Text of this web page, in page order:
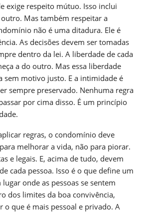
exige respeito mútuo. Isso inclui
Mas também respeitar a
não é uma ditadura. Ele é
As decisões devem ser tomadas
dentro da lei. A liberdade de cada
a do outro. Mas essa liberdade
sem motivo justo. E a intimidade é
sempre preservado. Nenhuma regra
por cima disso. É um princípio
regras, o condomínio deve
melhorar a vida, não para piorar.
e legais. E, acima de tudo, devem
cada pessoa. Isso é o que define um
onde as pessoas se sentem
dos limites da boa convivência,
o que é mais pessoal e privado. A